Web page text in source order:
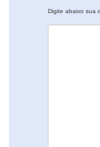
Digite abaixo sua